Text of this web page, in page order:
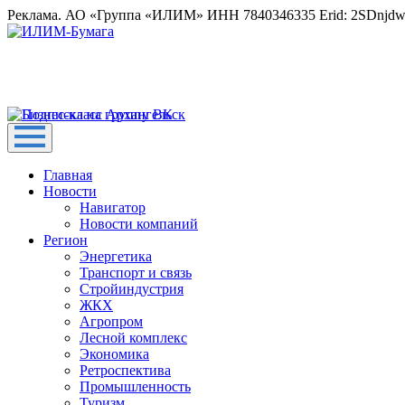
Реклама. АО «Группа «ИЛИМ» ИНН 7840346335 Erid:
Главная
Новости
Навигатор
Новости компаний
Регион
Энергетика
Транспорт и связь
Стройиндустрия
ЖКХ
Агропром
Лесной комплекс
Экономика
Ретроспектива
Промышленность